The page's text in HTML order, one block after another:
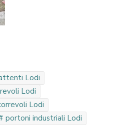
Lodi
Lodi
Lodi
portoni industriali Lodi